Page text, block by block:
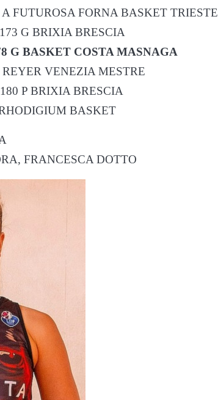
FUTUROSA FORNA BASKET TRIESTE
G BRIXIA BRESCIA
G BASKET COSTA MASNAGA
VENEZIA MESTRE
P BRIXIA BRESCIA
BASKET
FRANCESCA DOTTO